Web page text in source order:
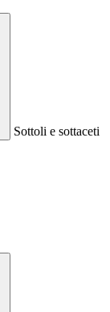
Sottoli e sottaceti